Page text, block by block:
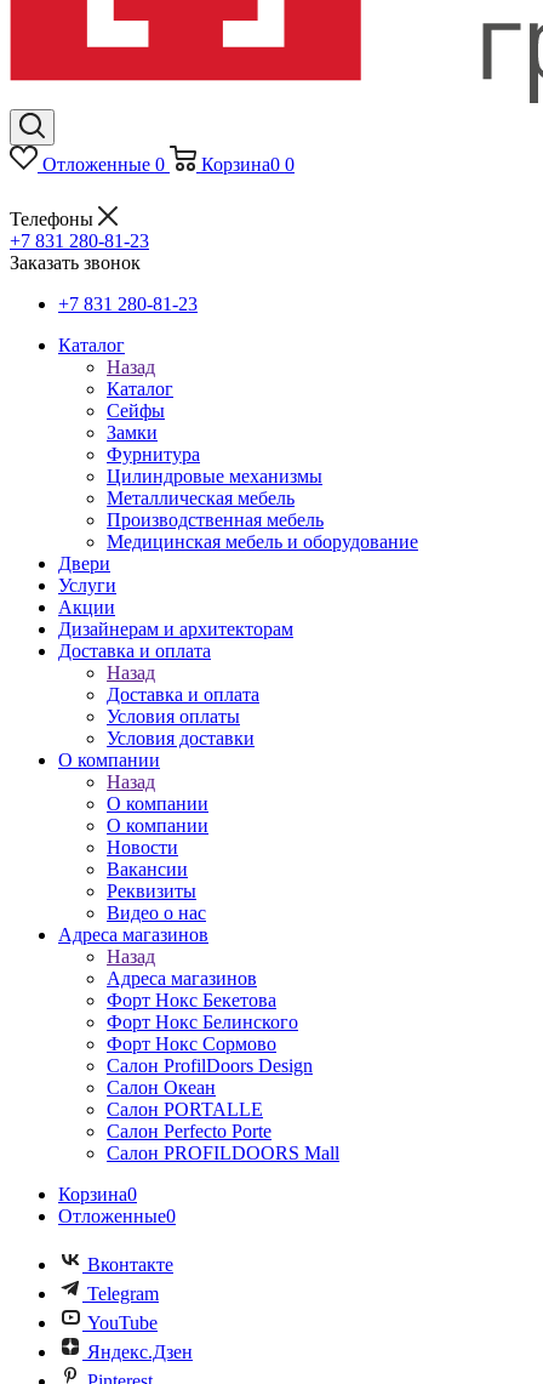
Отложенные 0 Корзина0 0
Телефоны
+7 831 280-81-23
Заказать звонок
+7 831 280-81-23
Каталог
Назад
Каталог
Сейфы
Замки
Фурнитура
Цилиндровые механизмы
Металлическая мебель
Производственная мебель
Медицинская мебель и оборудование
Двери
Услуги
Акции
Дизайнерам и архитекторам
Доставка и оплата
Назад
Доставка и оплата
Условия оплаты
Условия доставки
О компании
Назад
О компании
О компании
Новости
Вакансии
Реквизиты
Видео о нас
Адреса магазинов
Назад
Адреса магазинов
Форт Нокс Бекетова
Форт Нокс Белинского
Форт Нокс Сормово
Салон ProfilDoors Design
Салон Океан
Салон PORTALLE
Салон Perfecto Portе
Салон PROFILDOORS Mall
Корзина0
Отложенные0
Вконтакте
Telegram
YouTube
Яндекс.Дзен